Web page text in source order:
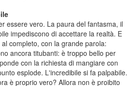
essere vero. La paura del fantasma, il
impediscono di accettare la realtà. E
completo, con la grande parola:
ancora titubanti: è troppo bello per
con la richiesta di mangiare con
esplode. L'incredibile si fa palpabile.
è proprio vero? Allora non è proibito